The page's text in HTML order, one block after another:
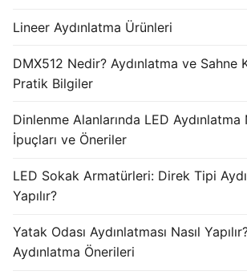
Lineer Aydınlatma Ürünleri
DMX512 Nedir? Aydınlatma ve Sahne
Pratik Bilgiler
Dinlenme Alanlarında LED Aydınlatma
İpuçları ve Öneriler
LED Sokak Armatürleri: Direk Tipi
Yapılır?
Yatak Odası Aydınlatması Nasıl
Aydınlatma Önerileri